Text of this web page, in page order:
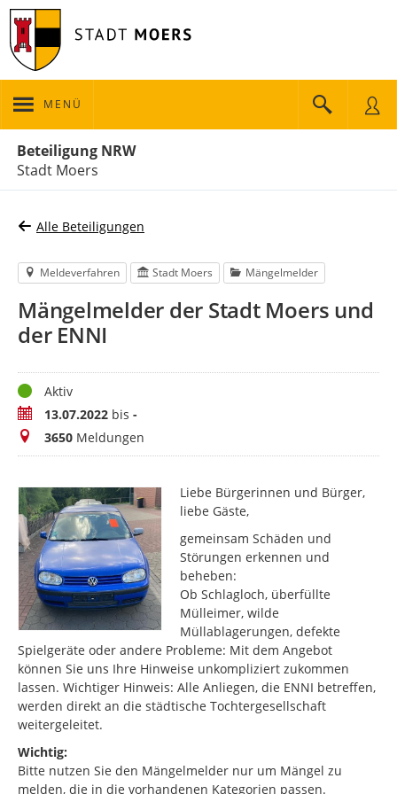
MENÜ
Beteiligung NRW
Stadt Moers
Alle Beteiligungen
Meldeverfahren Stadt Moers Mängelmelder
Mängelmelder der Stadt Moers und
der ENNI
StatusAktiv
Zeitraum13.07.2022 bis -
Meldungen
3650 Meldungen
Liebe Bürgerinnen und Bürger,
liebe Gäste,
gemeinsam Schäden und
Störungen erkennen und
beheben:
Ob Schlagloch, überfüllte
Mülleimer, wilde
Müllablagerungen, defekte
Spielgeräte oder andere Probleme: Mit dem Angebot
können Sie uns Ihre Hinweise unkompliziert zukommen
lassen. Wichtiger Hinweis: Alle Anliegen, die ENNI betreffen,
werden direkt an die städtische Tochtergesellschaft
weitergeleitet.
Wichtig:
Bitte nutzen Sie den Mängelmelder nur um Mängel zu
melden, die in die vorhandenen Kategorien passen.